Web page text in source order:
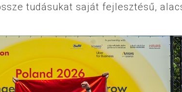
tudásukat saját fejlesztésű,